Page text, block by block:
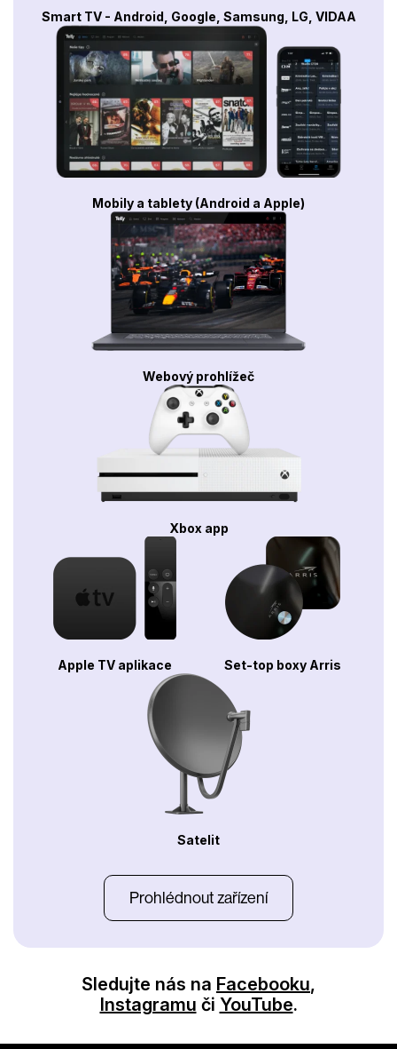
Smart TV - Android, Google, Samsung, LG, VIDAA
Mobily a tablety (Android a Apple)
Webový prohlížeč
Xbox app
Apple TV aplikace Set-top boxy Arris
Satelit
Prohlédnout zařízení
Sledujte nás na Facebooku,
Instagramu či YouTube.